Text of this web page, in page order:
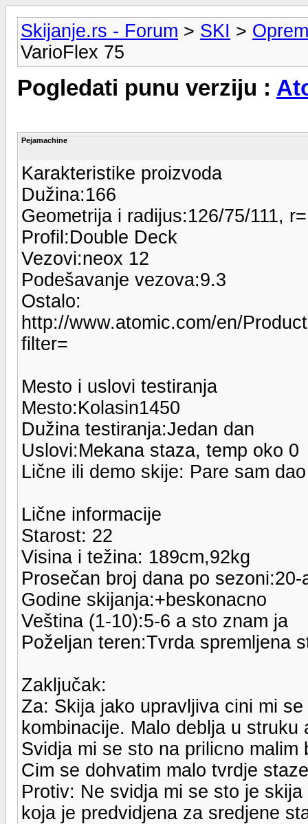
Skijanje.rs - Forum > SKI >
VarioFlex 75
Pogledati punu verziju :
Pejamachine
Karakteristike proizvoda
Dužina:166
Geometrija i radijus:126/75/111,
Profil:Double Deck
Vezovi:neox 12
Podešavanje vezova:9.3
Ostalo:
http://www.atomic.com/en/
filter=
Mesto i uslovi testiranja
Mesto:Kolasin1450
Dužina testiranja:Jedan dan
Uslovi:Mekana staza, temp oko 0
Lične ili demo skije: Pare sam
Lične informacije
Starost: 22
Visina i težina: 189cm,92kg
Prosečan broj dana po sezoni:20-
Godine skijanja:+beskonacno
Veština (1-10):5-6 a sto znam ja
Poželjan teren:Tvrda spremljena
Zaključak:
Za: Skija jako upravljiva cini mi
kombinacije. Malo deblja u
Svidja mi se sto na prilicno
Cim se dohvatim malo tvrdje
Protiv: Ne svidja mi se sto je
koja je predvidjena za sredjene